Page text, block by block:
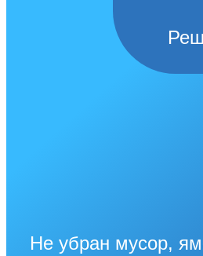
Не убран мусор,